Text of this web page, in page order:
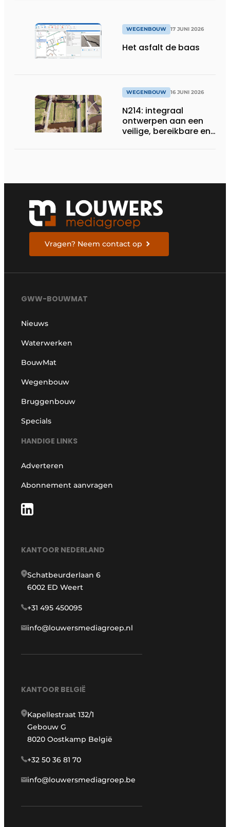
WEGENBOUW 17 JUNI 2026
Het asfalt de baas
WEGENBOUW 16 JUNI 2026
N214: integraal
ontwerpen aan een
veilige, bereikbare en
Vragen? Neem contact op
GWW-BOUWMAT
Nieuws
Waterwerken
BouwMat
Wegenbouw
Bruggenbouw
Specials
HANDIGE LINKS
Adverteren
Abonnement aanvragen
KANTOOR NEDERLAND
Schatbeurderlaan 6
6002 ED Weert
+31 495 450095
info@louwersmediagroep.nl
KANTOOR BELGIË
Kapellestraat 132/1
Gebouw G
8020 Oostkamp België
+32 50 36 81 70
info@louwersmediagroep.be